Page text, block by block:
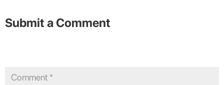
Submit a Comment